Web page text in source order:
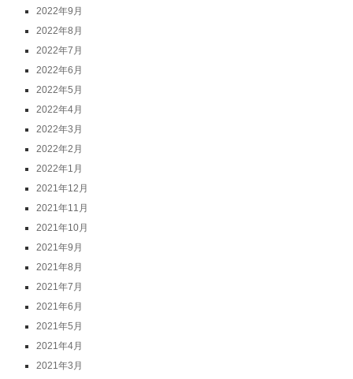
2022年9月
2022年8月
2022年7月
2022年6月
2022年5月
2022年4月
2022年3月
2022年2月
2022年1月
2021年12月
2021年11月
2021年10月
2021年9月
2021年8月
2021年7月
2021年6月
2021年5月
2021年4月
2021年3月